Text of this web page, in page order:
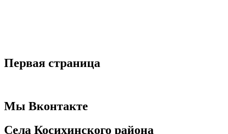
Первая страница
Мы Вконтакте
Села Косихинского района